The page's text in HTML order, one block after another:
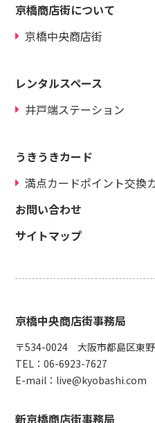
京橋商店街について
京橋中央商店街
レンタルスペース
井戸端ステーション
うきうきカード
満点カードポイント交換
お問い合わせ
サイトマップ
京橋中央商店街事務局
〒534-0024 大阪市都島区東
TEL：06-6923-7627
E-mail： live@kyobashi.com
新京橋商店街事務局